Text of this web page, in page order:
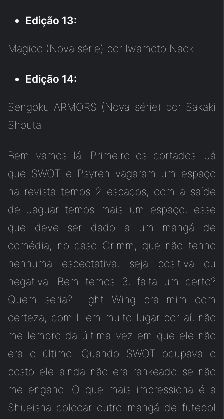
Edição 13:
Magico (Nova série) por Iwamoto Naoki
Edição 14:
Sengoku ARMORS (Nova série) por Sakaki
Shouta
Bem vamos lá. Primeiro os cortados. Já
que SWOT e Psyren vagaram um espaço
na revista temos 2 espaços, com a saíde
de Jaguar temos mais um espaço, esse
que deve ser dado a um mangá de
comédia, no caso Grimm, que não tenho
nenhuma espectativa, seja positiva ou
negativa. Bem temos 3, falta um certo?
Quem seria? Light Wing pra mim com
certeza, com li em muito lugar por aí, não
me lembro da última vez em que ele não
era o último. Quando SWOT ocupava o
posto ele ainda não era rankeado se não
me engano. O que mais impressiona é a
Shueisha colocar outro mangá de futebol